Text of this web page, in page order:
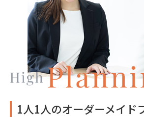
1人1人のオーダーメイド